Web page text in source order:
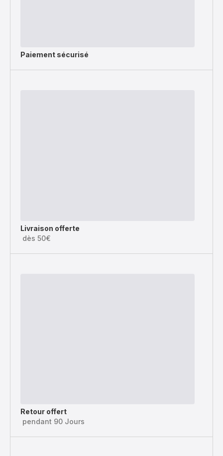
Paiement sécurisé
Livraison offerte
dès 50€
Retour offert
pendant 90 Jours